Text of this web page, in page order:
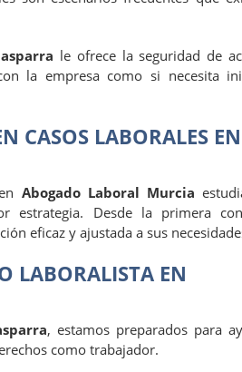
le ofrece la seguridad de
la empresa como si necesita
CASOS LABORALES EN
Abogado Laboral Murcia
estrategia. Desde la primera
eficaz y ajustada a sus
LABORALISTA EN
, estamos preparados para
como trabajador.